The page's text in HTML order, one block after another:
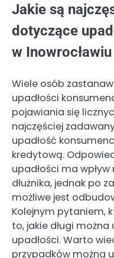
Jakie są
dotyczące
w Inowrocławiu
Wiele osób
upadłości
pojawiania się
najczęściej
upadłość
kredytową.
upadłości ma
dłużnika, jednak po
możliwe jest
Kolejnym pytaniem,
to, jakie długi
upadłości. Warto
przypadków można